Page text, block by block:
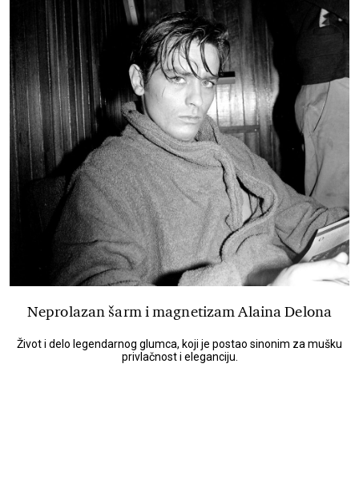
Neprolazan šarm i magnetizam Alaina Delona
Život i delo legendarnog glumca, koji je postao sinonim za mušku
privlačnost i eleganciju.